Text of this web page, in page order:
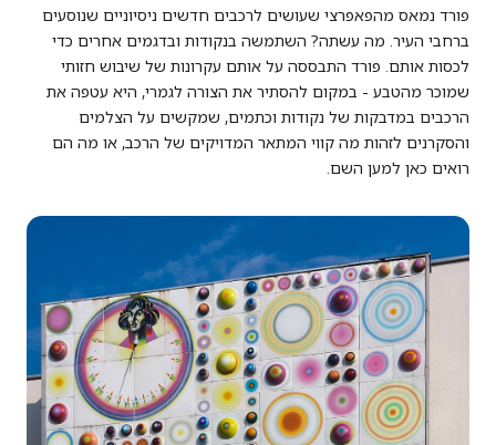
פורד נמאס מהפאפרצי שעושים לרכבים חדשים ניסיוניים שנוסעים
ברחבי העיר. מה עשתה? השתמשה בנקודות ובדגמים אחרים כדי
לכסות אותם. פורד התבססה על אותם עקרונות של שיבוש חזותי
שמוכר מהטבע - במקום להסתיר את הצורה לגמרי, היא עטפה את
הרכבים במדבקות של נקודות וכתמים, שמקשים על הצלמים
והסקרנים לזהות מה קווי המתאר המדויקים של הרכב, או מה הם
רואים כאן למען השם.